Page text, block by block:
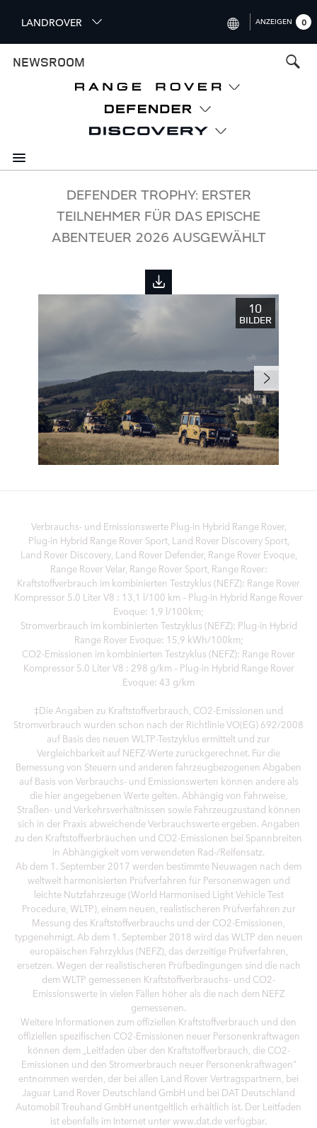
i
p
n
c
LANDROVER
CHINA (中国（中文))
FRANCE (FRANÇAIS)
SPAIN (ESPAÑOL)
ITALY (ITALIANO)
ANZEIGEN 0
NEWSROOM
DEFENDER TROPHY: ERSTER
TEILNEHMER FÜR DAS EPISCHE
ABENTEUER 2026 AUSGEWÄHLT
10
BILDER
Verbrauchs- und Emissionswerte Plug‑in Hybrid Range Rover,
Plug‑in Hybrid Range Rover Sport, Land Rover Discovery Sport,
Land Rover Discovery, Land Rover Defender, Range Rover Evoque,
Range Rover Velar, Range Rover Sport, Range Rover:
Kraftstoffverbrauch im kombinierten Testzyklus (NEFZ): Range Rover
Kompressor 5.0 Liter V8 : 13,1 l/100 km – Plug-in Hybrid Range Rover
Evoque: 1,9 l/100km;
Stromverbrauch im kombinierten Testzyklus (NEFZ): Plug-in Hybrid
Range Rover Evoque: 15,9 kWh/100km;
CO2-Emissionen im kombinierten Testzyklus (NEFZ): Range Rover
Kompressor 5.0 Liter V8 : 298 g/km – Plug-in Hybrid Range Rover
Evoque: 43 g/km
‡Die Angaben zu Kraftstoffverbrauch, CO2-Emissionen und
Stromverbrauch wurden schon nach der Richtlinie VO(EG) 692/2008
auf Basis des neuen WLTP-Testzyklus ermittelt und zur
Vergleichbarkeit auf NEFZ-Werte zurückgerechnet. Für die
Bemessung von Steuern und anderen fahrzeugbezogenen Abgaben
auf Basis von Verbrauchs- und Emissionswerten können andere als
die hier angegebenen Werte gelten. Abhängig von Fahrweise,
Straßen- und Verkehrsverhältnissen sowie Fahrzeugzustand können
sich in der Praxis abweichende Verbrauchswerte ergeben. Angaben
zu den Kraftstoffverbräuchen und CO2-Emissionen bei Spannbreiten
in Abhängigkeit vom verwendeten Rad-/Reifensatz.
Ab dem 1. September 2017 werden bestimmte Neuwagen nach dem
weltweit harmonisierten Prüfverfahren für Personenwagen und
leichte Nutzfahrzeuge (World Harmonised Light Vehicle Test
Procedure, WLTP), einem neuen, realistischeren Prüfverfahren zur
Messung des Kraftstoffverbrauchs und der CO2-Emissionen,
typgenehmigt. Ab dem 1. September 2018 wird das WLTP den neuen
europäischen Fahrzyklus (NEFZ), das derzeitige Prüfverfahren,
ersetzen. Wegen der realistischeren Prüfbedingungen sind die nach
dem WLTP gemessenen Kraftstoffverbrauchs- und CO2-
Emissionswerte in vielen Fällen höher als die nach dem NEFZ
gemessenen.
Weitere Informationen zum offiziellen Kraftstoffverbrauch und den
offiziellen spezifischen CO2-Emissionen neuer Personenkraftwagen
können dem „Leitfaden über den Kraftstoffverbrauch, die CO2-
Emissionen und den Stromverbrauch neuer Personenkraftwagen“
entnommen werden, der bei allen Land Rover Vertragspartnern, bei
Jaguar Land Rover Deutschland GmbH und bei DAT Deutschland
Automobil Treuhand GmbH unentgeltlich erhältlich ist. Der Leitfaden
ist ebenfalls im Internet unter www.dat.de verfügbar.